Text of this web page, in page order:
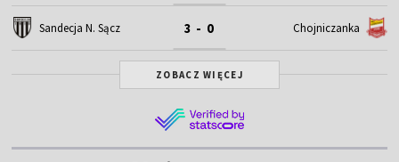
Sandecja N. Sącz 3 - 0 Chojniczanka
ZOBACZ WIĘCEJ